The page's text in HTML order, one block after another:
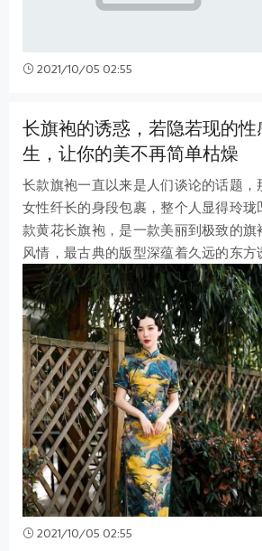
2021/10/05 02:55
长旗袍的诱惑，若隐若现的性
生，让你的美不再简单枯燥
长款旗袍一直以来是人们谈论的话题
女性纤长的身段包裹，整个人显得玲
款黄花长旗袍，是一款美丽到极致的旗
风情，最古典的版型深蕴着久远的东
美、优雅美、温婉美显露无遗，进而
2021/10/05 02:55